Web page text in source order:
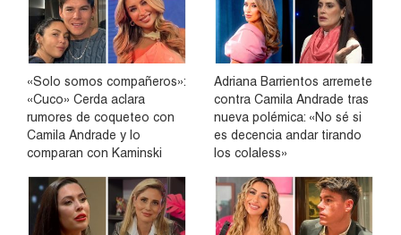
«Solo somos compañeros»:
«Cuco» Cerda aclara
rumores de coqueteo con
Camila Andrade y lo
comparan con Kaminski
Adriana Barrientos arremete
contra Camila Andrade tras
nueva polémica: «No sé si
es decencia andar tirando
los colaless»